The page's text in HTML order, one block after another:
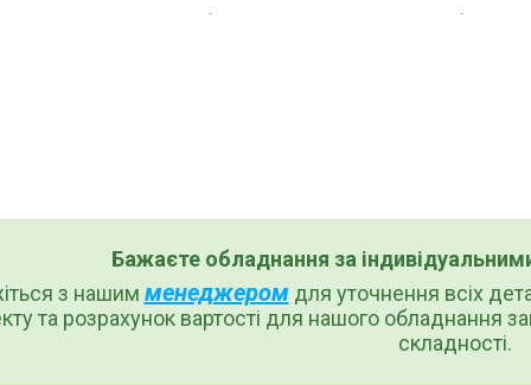
Бажаєте обладнання за
з нашим менеджеромдля уточнення всіх
та розрахунок вартості для нашого обладнання
складності.